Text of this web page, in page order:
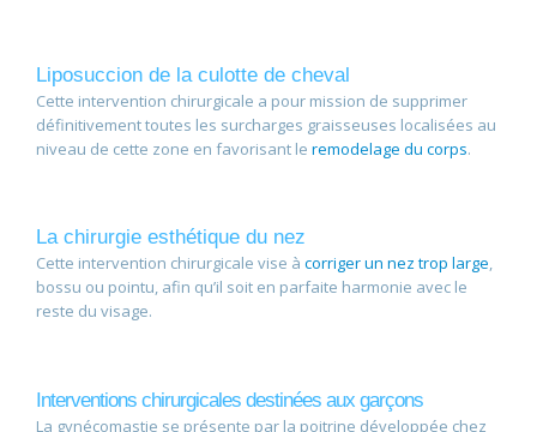
Liposuccion de la culotte de cheval
Cette intervention chirurgicale a pour mission de supprimer
définitivement toutes les surcharges graisseuses localisées au
niveau de cette zone en favorisant le remodelage du corps.
La chirurgie esthétique du nez
Cette intervention chirurgicale vise à corriger un nez trop large,
bossu ou pointu, afin qu’il soit en parfaite harmonie avec le
reste du visage.
Interventions chirurgicales destinées aux garçons
La gynécomastie se présente par la poitrine développée chez